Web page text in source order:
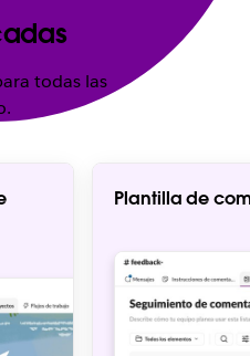
todas las
Plantilla de